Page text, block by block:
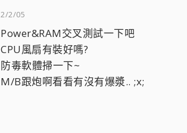
2/2/05
Power&RAM交叉測試一下吧
CPU風扇有裝好嗎?
防毒軟體掃一下~
M/B跟炮啊看看有沒有爆漿.. ;x;